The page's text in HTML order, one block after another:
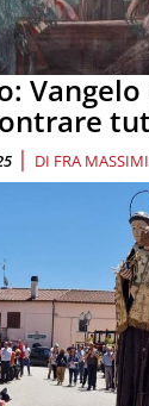
Vangelo
| DI FRA